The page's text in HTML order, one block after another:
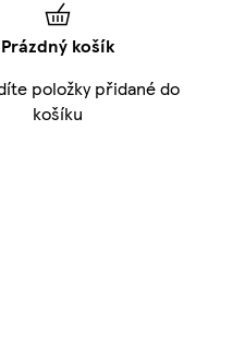
Prázdný košík
položky přidané do
košíku